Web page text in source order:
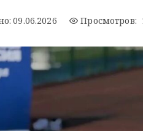
09.06.2026 Просмотров: